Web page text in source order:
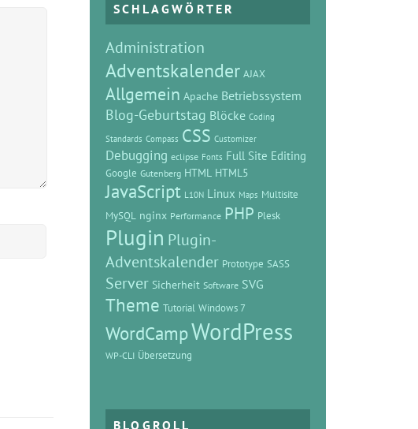
SCHLAGWÖRTER
Administration
Adventskalender AJAX
Allgemein Apache Betriebssystem
Blog-Geburtstag Blöcke Coding
Standards Compass CSS Customizer
Debugging eclipse Fonts Full Site Editing
Google Gutenberg HTML HTML5
JavaScript L10N Linux Maps Multisite
MySQL nginx Performance PHP Plesk
Plugin Plugin-
Adventskalender Prototype SASS
Server Sicherheit Software SVG
Theme Tutorial Windows 7
WordCampWordPress
WP-CLI Übersetzung
BLOGROLL